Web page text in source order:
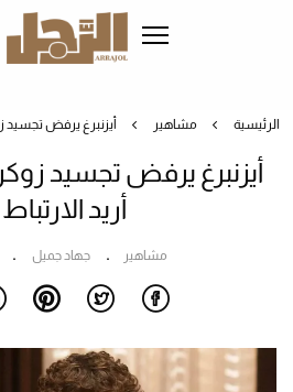
الرئيسية مشاهير أيزنبرغ يرفض تجسيد
أيزنبرغ يرفض تجسيد
أريد
مشاهير جهاد جميل